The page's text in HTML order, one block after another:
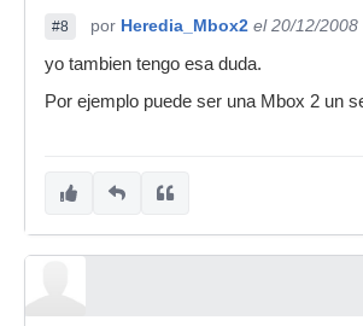
#8 por Heredia_Mbox2 el 20/12/2008
yo tambien tengo esa duda.
Por ejemplo puede ser una Mbox 2 un